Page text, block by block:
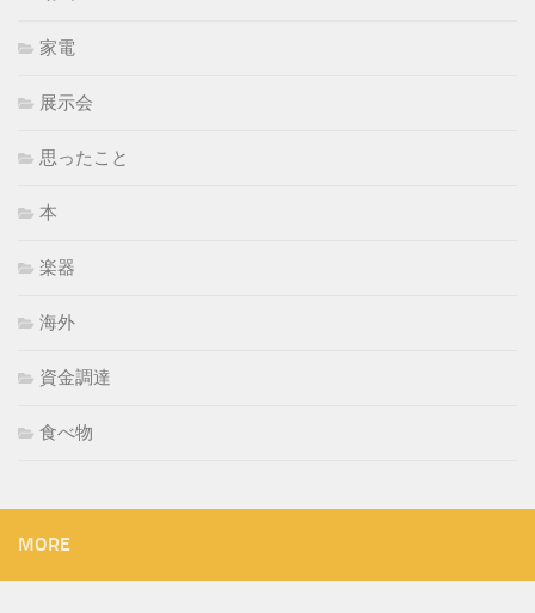
家電
展示会
思ったこと
本
楽器
海外
資金調達
食べ物
MORE